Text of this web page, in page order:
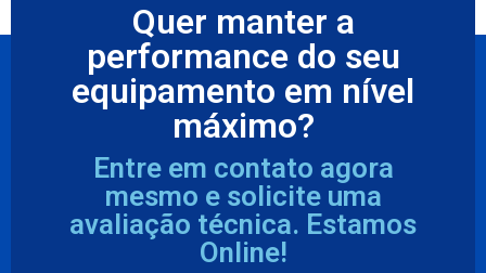
Quer manter a
performance do seu
equipamento em nível
máximo?
Entre em contato agora
mesmo e solicite uma
avaliação técnica. Estamos
Online!